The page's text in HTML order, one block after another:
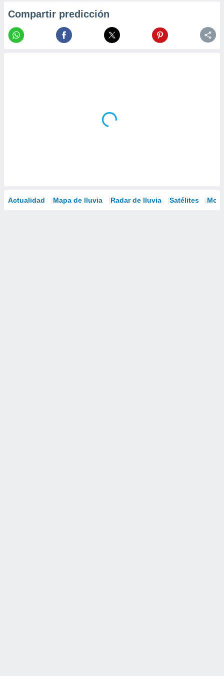
Compartir predicción
Actualidad Mapa de lluvia Radar de lluvia Satélites